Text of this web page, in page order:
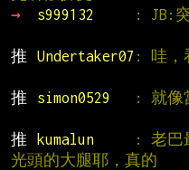
→
s999132
: JB:
推
Undertaker07 : 哇，
推
simon0529
: 就像
推
kumalun
: 老巴
光頭的大腿耶，真的